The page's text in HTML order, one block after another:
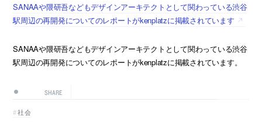
SANAAや隈研吾などもデザインアーキテクトとして関わっている渋谷
駅周辺の再開発についてのレポートがkenplatzに掲載されています
SANAAや隈研吾などもデザインアーキテクトとして関わっている渋谷
駅周辺の再開発についてのレポートがkenplatzに掲載されています。
SHARE
社会